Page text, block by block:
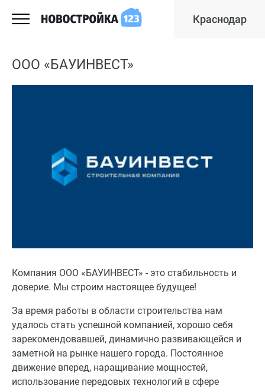
Краснодар
ООО «БАУИНВЕСТ»
Компания ООО «БАУИНВЕСТ» - это стабильность и
доверие. Мы строим настоящее будущее!
За время работы в области строительства нам
удалось стать успешной компанией, хорошо себя
зарекомендовавшей, динамично развивающейся и
заметной на рынке нашего города. Постоянное
движение вперед, наращивание мощностей,
использование передовых технологий в сфере